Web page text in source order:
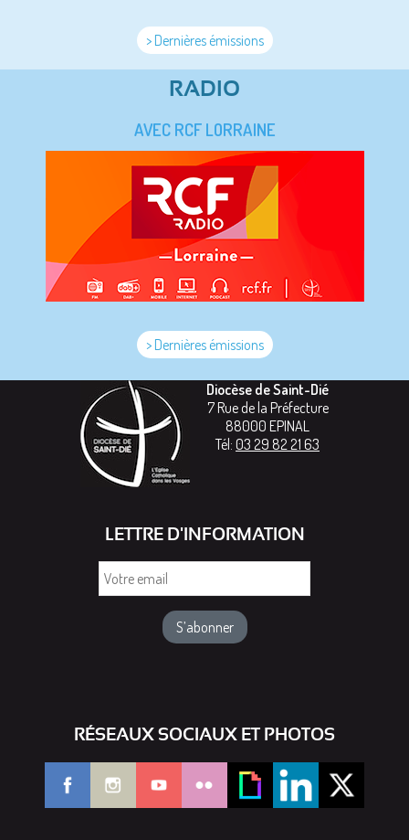
> Dernières émissions
RADIO
AVEC RCF LORRAINE
> Dernières émissions
Diocèse de Saint-Dié
7 Rue de la Préfecture
88000 EPINAL
Tél: 03 29 82 21 63
LETTRE D'INFORMATION
RÉSEAUX SOCIAUX ET PHOTOS